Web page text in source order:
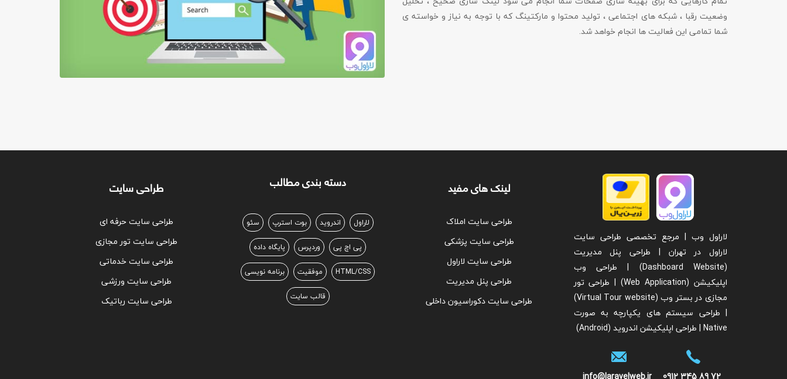
وضعیت رقبا ، شبکه های اجتماعی ، تولید محتوا و مارکتینگ که با توجه به نیاز و خواسته ی
شما تمامی این فعالیت ها انجام خواهد شد.
لاراول وب | مرجع تخصصی طراحی سایت
لاراول در تهران | طراحی پنل مدیریت
(Dashboard Website) | طراحی وب
اپلیکیشن (Web Application) | طراحی تور
مجازی در بستر وب (Virtual Tour website)
| طراحی سیستم های یکپارچه به صورت
Native | طراحی اپلیکیشن اندروید (Android)
لینک های مفید
طراحی سایت املاک
طراحی سایت پزشکی
طراحی سایت لاراول
طراحی پنل مدیریت
طراحی سایت دکوراسیون داخلی
دسته بندی مطالب
لاراول اندروید بوت استرپ
سئو
پی اچ پی
وردپرس
پایگاه داده
HTML/CSS
موفقیت
برنامه نویسی
قالب سایت
طراحی سایت
طراحی سایت حرفه ای
طراحی سایت تور مجازی
طراحی سایت خدماتی
طراحی سایت ورزشی
طراحی سایت رباتیک